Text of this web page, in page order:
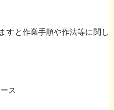
すと作業手順や作法等に関し
ス